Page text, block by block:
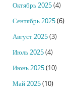
Октябрь 2025(4)
Сентябрь 2025(6)
Август 2025(3)
Июль 2025(4)
Июнь 2025(10)
Май 2025(10)